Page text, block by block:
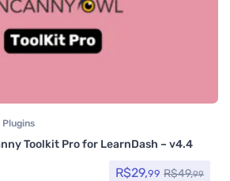
Plugins
Toolkit Pro for LearnDash – v4.4
R$29,99 R$49,99